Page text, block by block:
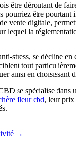
déroutant de
être pourtant
vente digitale,
lequel la
stress, se décline
tout
ainsi en choisissant
se spécialise
fleur cbd, leur prix
→